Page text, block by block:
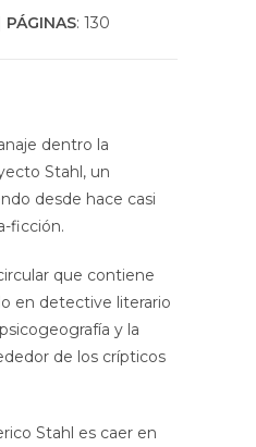
PÁGINAS: 130
dentro la
Stahl, un
desde hace casi
ficción.
que contiene
en detective literario
y la
de los crípticos
Stahl es caer en